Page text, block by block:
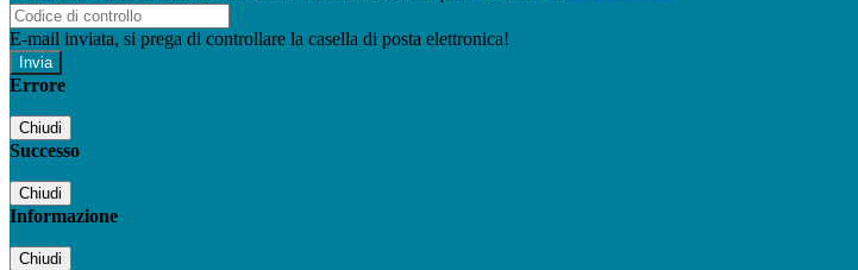
E-mail inviata, si prega di controllare la casella di posta elettronica!
Errore
Chiudi
Successo
Chiudi
Informazione
Chiudi